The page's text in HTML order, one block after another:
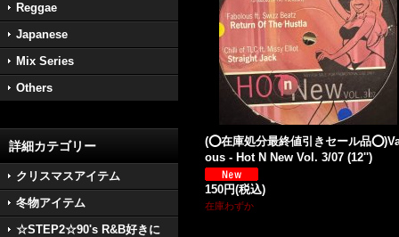
Reggae
Japanese
Mix Series
Others
詳細カテゴリー
クリスマスアイテム
冬物アイテム
☆STEP2☆90's R&B好きに
(⭕️在庫処分最終値引きセール品
ous - Hot N New Vol. 3/07 (12'')
150円(税込)
在庫わずか